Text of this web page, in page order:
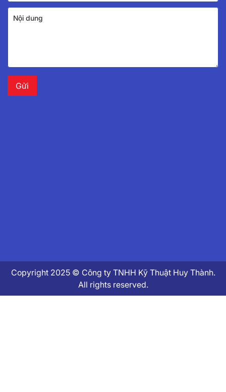
Copyright 2025 © Công ty TNHH Kỹ Thuật Huy Thành.
All rights reserved.